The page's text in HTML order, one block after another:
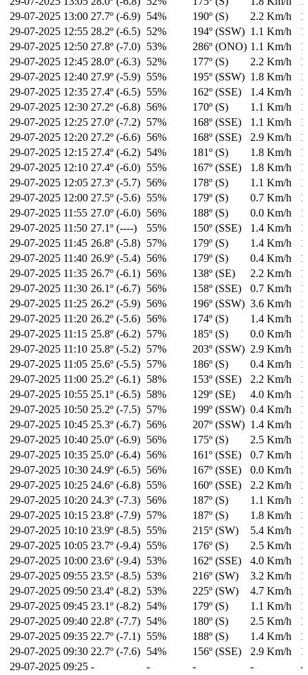
29-07-2025 13:00 27.7º (-6.9) 54% 190º (S) 2.2 Km/h
29-07-2025 12:55 28.2º (-6.5) 52% 194º (SSW) 1.1 Km/h
29-07-2025 12:50 27.8º (-7.0) 53% 286º (ONO) 1.1 Km/h
29-07-2025 12:45 28.0º (-6.3) 52% 177º (S) 2.2 Km/h
29-07-2025 12:40 27.9º (-5.9) 55% 195º (SSW) 1.8 Km/h
29-07-2025 12:35 27.4º (-6.5) 55% 162º (SSE) 1.4 Km/h
29-07-2025 12:30 27.2º (-6.8) 56% 170º (S) 1.1 Km/h
29-07-2025 12:25 27.0º (-7.2) 57% 168º (SSE) 1.1 Km/h
29-07-2025 12:20 27.2º (-6.6) 56% 168º (SSE) 2.9 Km/h
29-07-2025 12:15 27.4º (-6.2) 54% 181º (S) 1.8 Km/h
29-07-2025 12:10 27.4º (-6.0) 55% 167º (SSE) 1.8 Km/h
29-07-2025 12:05 27.3º (-5.7) 56% 178º (S) 1.1 Km/h
29-07-2025 12:00 27.5º (-5.6) 55% 179º (S) 0.7 Km/h
29-07-2025 11:55 27.0º (-6.0) 56% 188º (S) 0.0 Km/h
29-07-2025 11:50 27.1º (----) 55% 150º (SSE) 1.4 Km/h
29-07-2025 11:45 26.8º (-5.8) 57% 179º (S) 1.4 Km/h
29-07-2025 11:40 26.9º (-5.4) 56% 179º (S) 0.4 Km/h
29-07-2025 11:35 26.7º (-6.1) 56% 138º (SE) 2.2 Km/h
29-07-2025 11:30 26.1º (-6.7) 56% 158º (SSE) 0.7 Km/h
29-07-2025 11:25 26.2º (-5.9) 56% 196º (SSW) 3.6 Km/h
29-07-2025 11:20 26.2º (-5.6) 56% 174º (S) 1.4 Km/h
29-07-2025 11:15 25.8º (-6.2) 57% 185º (S) 0.0 Km/h
29-07-2025 11:10 25.8º (-5.2) 57% 203º (SSW) 2.9 Km/h
29-07-2025 11:05 25.6º (-5.5) 57% 186º (S) 0.4 Km/h
29-07-2025 11:00 25.2º (-6.1) 58% 153º (SSE) 2.2 Km/h
29-07-2025 10:55 25.1º (-6.5) 58% 129º (SE) 4.0 Km/h
29-07-2025 10:50 25.2º (-7.5) 57% 199º (SSW) 0.4 Km/h
29-07-2025 10:45 25.3º (-6.7) 56% 207º (SSW) 1.4 Km/h
29-07-2025 10:40 25.0º (-6.9) 56% 175º (S) 2.5 Km/h
29-07-2025 10:35 25.0º (-6.4) 56% 161º (SSE) 0.7 Km/h
29-07-2025 10:30 24.9º (-6.5) 56% 167º (SSE) 0.0 Km/h
29-07-2025 10:25 24.6º (-6.8) 55% 160º (SSE) 2.2 Km/h
29-07-2025 10:20 24.3º (-7.3) 56% 187º (S) 1.1 Km/h
29-07-2025 10:15 23.8º (-7.9) 57% 187º (S) 1.8 Km/h
29-07-2025 10:10 23.9º (-8.5) 55% 215º (SW) 5.4 Km/h
29-07-2025 10:05 23.7º (-9.4) 55% 176º (S) 2.5 Km/h
29-07-2025 10:00 23.6º (-9.4) 53% 162º (SSE) 4.0 Km/h
29-07-2025 09:55 23.5º (-8.5) 53% 216º (SW) 3.2 Km/h
29-07-2025 09:50 23.4º (-8.2) 53% 225º (SW) 4.7 Km/h
29-07-2025 09:45 23.1º (-8.2) 54% 179º (S) 1.1 Km/h
29-07-2025 09:40 22.8º (-7.7) 54% 180º (S) 2.5 Km/h
29-07-2025 09:35 22.7º (-7.1) 55% 188º (S) 1.4 Km/h
29-07-2025 09:30 22.7º (-7.6) 54% 156º (SSE) 2.9 Km/h
29-07-2025 09:25 - - - -
-